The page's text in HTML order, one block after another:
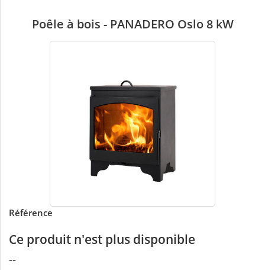
Poêle à bois - PANADERO Oslo 8 kW
Référence
Ce produit n'est plus disponible
--